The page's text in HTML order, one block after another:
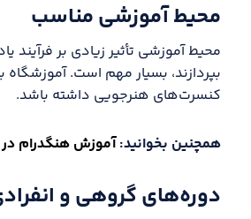
محیط آموزشی مناسب
محیط آموزشی تأثیر زیادی بر فرآیند
بپردازند، بسیار مهم است. آموزشگاه
کنسرت‌های هنرجویی داشته باشد.
همچنین بخوانید:آموزش هنگدرام در
دوره‌های گروهی و